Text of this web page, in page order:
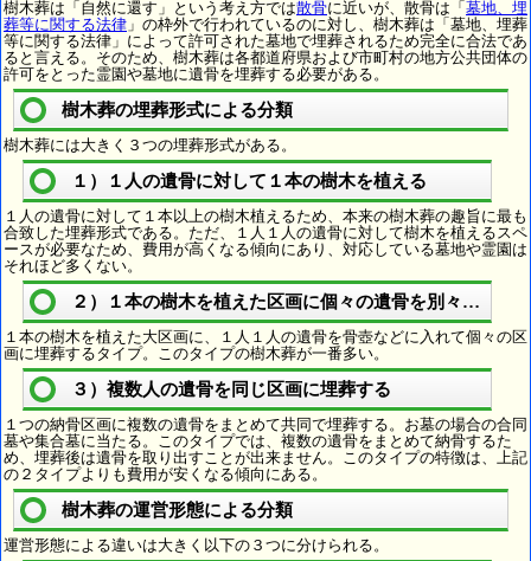
樹木葬は「自然に還す」という考え方では散骨に近いが、散骨は「 墓地、埋
葬等に関する法律 」の枠外で行われているのに対し、樹木葬は「墓地、埋葬
等に関する法律」によって許可された墓地で埋葬されるため完全に合法であ
ると言える。そのため、樹木葬は各都道府県および市町村の地方公共団体の
許可をとった霊園や墓地に遺骨を埋葬する必要がある。
樹木葬の埋葬形式による分類
樹木葬には大きく３つの埋葬形式がある。
１）１人の遺骨に対して１本の樹木を植える
１人の遺骨に対して１本以上の樹木植えるため、本来の樹木葬の趣旨に最も
合致した埋葬形式である。ただ、１人１人の遺骨に対して樹木を植えるスペ
ースが必要なため、費用が高くなる傾向にあり、対応している墓地や霊園は
それほど多くない。
２）１本の樹木を植えた区画に個々の遺骨を別々に埋葬
１本の樹木を植えた大区画に、１人１人の遺骨を骨壺などに入れて個々の区
画に埋葬するタイプ。このタイプの樹木葬が一番多い。
３）複数人の遺骨を同じ区画に埋葬する
１つの納骨区画に複数の遺骨をまとめて共同で埋葬する。お墓の場合の合同
墓や集合墓に当たる。このタイプでは、複数の遺骨をまとめて納骨するた
め、埋葬後は遺骨を取り出すことが出来ません。このタイプの特徴は、上記
の２タイプよりも費用が安くなる傾向にある。
樹木葬の運営形態による分類
運営形態による違いは大きく以下の３つに分けられる。